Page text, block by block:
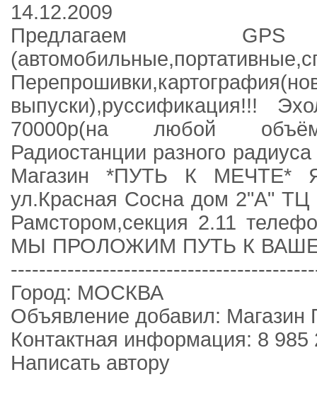
14.12.2009
Предлагаем GPS
выпуски),руссификация!!!
70000р(на любой
Радиостанции разного
Магазин *ПУТЬ К МЕЧТЕ*
ул.Красная Сосна дом 2"А" ТЦ
Рамстором,секция 2.11
МЫ ПРОЛОЖИМ ПУТЬ К
Город: МОСКВА
Объявление добавил:
Контактная информация: 8 985
Написать автору